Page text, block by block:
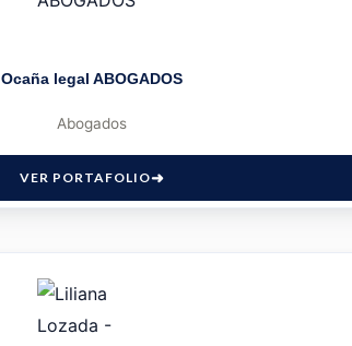
Ocaña legal ABOGADOS
Abogados
VER PORTAFOLIO